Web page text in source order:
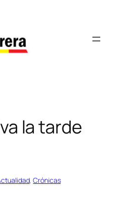
la tarde
, Crónicas